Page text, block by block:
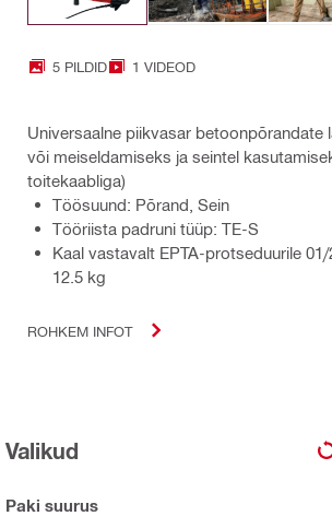
5 PILDID 1 VIDEOD
Universaalne piikvasar betoonpõrandate
või meiseldamiseks ja seintel
toitekaabliga)
Töösuund: Põrand, Sein
Tööriista padruni tüüp: TE-S
Kaal vastavalt EPTA-protseduurile
12.5 kg
ROHKEM INFOT
Valikud
Paki suurus